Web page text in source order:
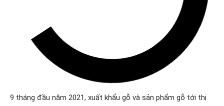
9 tháng đầu năm 2021, xuất khẩu gỗ và sản phẩm gỗ tới thị